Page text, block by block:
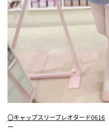
〇キャップスリーブレオタード0616
ー